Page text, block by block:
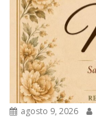
agosto 9, 2026